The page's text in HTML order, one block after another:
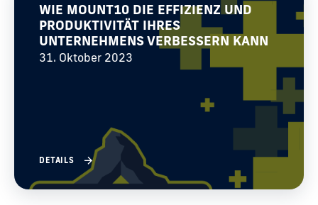
WIE MOUNT10 DIE EFFIZIENZ UND
PRODUKTIVITÄT IHRES
UNTERNEHMENS VERBESSERN KANN
31. Oktober 2023
DETAILS